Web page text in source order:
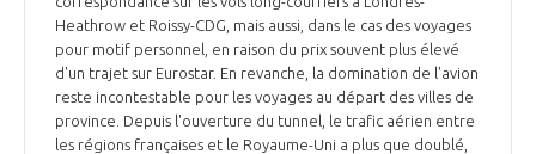
Heathrow et Roissy-CDG, mais aussi, dans le cas des voyages
pour motif personnel, en raison du prix souvent plus élevé
d'un trajet sur Eurostar. En revanche, la domination de l'avion
reste incontestable pour les voyages au départ des villes de
province. Depuis l'ouverture du tunnel, le trafic aérien entre
les régions françaises et le Royaume-Uni a plus que doublé,